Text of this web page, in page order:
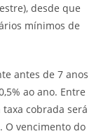
desde que
mínimos de
antes de 7 anos
ao ano. Entre
cobrada será
O vencimento do